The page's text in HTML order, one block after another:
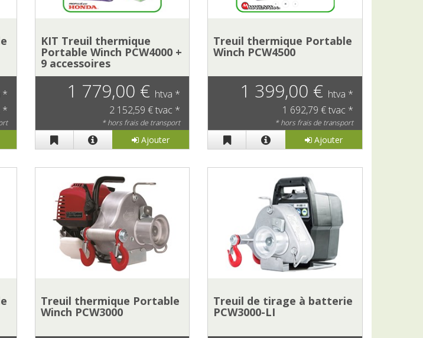
*
*
KIT Treuil thermique
Portable Winch PCW4000 +
9 accessoires
1 779,00 € htva *
2 152,59 € tvac *
* hors frais de transport
Ajouter
Treuil thermique Portable
Winch PCW4500
1 399,00 € htva *
1 692,79 € tvac *
* hors frais de transport
Ajouter
Treuil thermique Portable
Winch PCW3000
Treuil de tirage à batterie
PCW3000-LI